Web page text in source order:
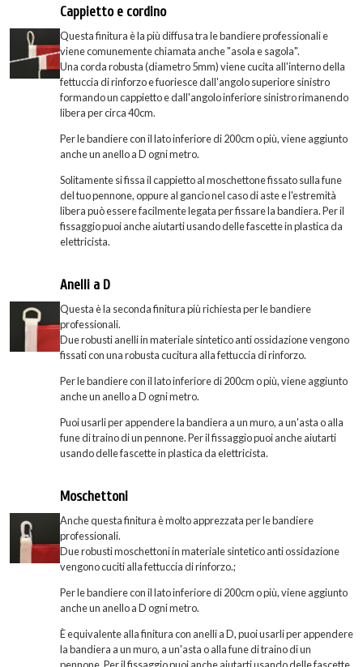
Cappietto e cordino
Questa finitura è la più diffusa tra le bandiere professionali e
viene comunemente chiamata anche "asola e sagola".
Una corda robusta (diametro 5mm) viene cucita all'interno della
fettuccia di rinforzo e fuoriesce dall'angolo superiore sinistro
formando un cappietto e dall'angolo inferiore sinistro rimanendo
libera per circa 40cm.
Per le bandiere con il lato inferiore di 200cm o più, viene aggiunto
anche un anello a D ogni metro.
Solitamente si fissa il cappietto al moschettone fissato sulla fune
del tuo pennone, oppure al gancio nel caso di aste e l'estremità
libera può essere facilmente legata per fissare la bandiera. Per il
fissaggio puoi anche aiutarti usando delle fascette in plastica da
elettricista.
Anelli a D
Questa è la seconda finitura più richiesta per le bandiere
professionali.
Due robusti anelli in materiale sintetico anti ossidazione vengono
fissati con una robusta cucitura alla fettuccia di rinforzo.
Per le bandiere con il lato inferiore di 200cm o più, viene aggiunto
anche un anello a D ogni metro.
Puoi usarli per appendere la bandiera a un muro, a un'asta o alla
fune di traino di un pennone. Per il fissaggio puoi anche aiutarti
usando delle fascette in plastica da elettricista.
Moschettoni
Anche questa finitura è molto apprezzata per le bandiere
professionali.
Due robusti moschettoni in materiale sintetico anti ossidazione
vengono cuciti alla fettuccia di rinforzo.;
Per le bandiere con il lato inferiore di 200cm o più, viene aggiunto
anche un anello a D ogni metro.
È equivalente alla finitura con anelli a D, puoi usarli per appendere
la bandiera a un muro, a un'asta o alla fune di traino di un